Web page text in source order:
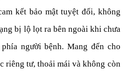
kết bảo mật tuyệt đối, không
bị lộ lọt ra bên ngoài khi chưa
người bệnh. Mang đến cho
riêng tư, thoải mái và không còn